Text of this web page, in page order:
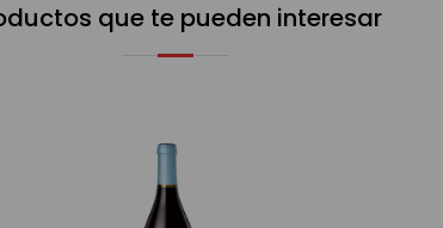
que te pueden interesar